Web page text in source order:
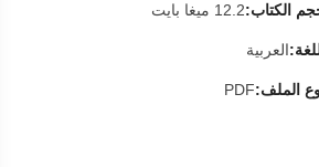
الكتاب:12.2 ميغا بايت
العربية
الملف:PDF